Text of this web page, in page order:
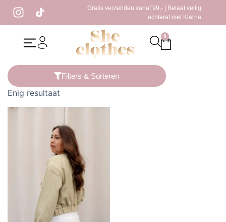
Gratis verzenden vanaf 99,- | Betaal veilig
achteraf met Klarna
0
/ Producten getagged “groen jasje”
Filters & Sorteren
Enig resultaat